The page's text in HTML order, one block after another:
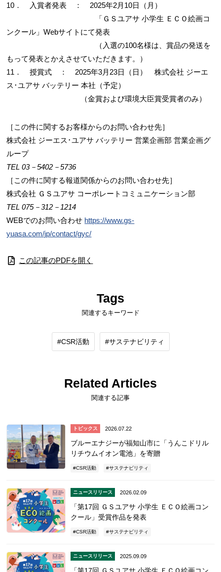
10． 入賞者発表 ： 2025年2月10日（月）
「ＧＳユアサ 小学生 ＥＣＯ絵画コ
ンクール」Webサイトにて発表
（入選の100名様は、賞品の発送を
もって発表とかえさせていただきます。）
11． 授賞式 ： 2025年3月23日（日） 株式会社 ジーエ
ス･ユアサ バッテリー 本社（予定）
（金賞および環境大臣賞受賞者のみ）
［この件に関するお客様からのお問い合わせ先］
株式会社 ジーエス･ユアサ バッテリー 営業企画部 営業企画グ
ループ
TEL 03－5402－5736
［この件に関する報道関係からのお問い合わせ先］
株式会社 ＧＳユアサ コーポレートコミュニケーション部
TEL 075－312－1214
WEBでのお問い合わせ https://www.gs-
yuasa.com/jp/contact/gyc/
この記事のPDFを開く
Tags
関連するキーワード
CSR活動 サステナビリティ
Related Articles
関連する記事
トピックス 2026.07.22
ブルーエナジーが福知山市に「うんこドリル
リチウムイオン電池」を寄贈
CSR活動 サステナビリティ
ニュースリリース 2026.02.09
「第17回 ＧＳユアサ 小学生 ＥＣＯ絵画コン
クール」受賞作品を発表
CSR活動 サステナビリティ
ニュースリリース 2025.09.09